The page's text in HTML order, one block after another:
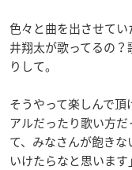
色々と曲を出させて
井翔太が歌ってるの
りして。
そうやって楽しんで
アルだったり歌い方
て、みなさんが飽き
いけたらなと思います」